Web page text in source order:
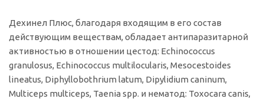
Дехинел Плюс, благодаря входящим в его состав
действующим веществам, обладает антипаразитарной
активностью в отношении цестод: Echinococcus
granulosus, Echinococcus multilocularis, Mesocestoides
lineatus, Diphyllobothrium latum, Dipylidium caninum,
Multiceps multiceps, Taenia spp. и нематод: Toxocara canis,